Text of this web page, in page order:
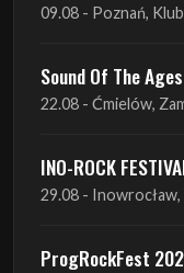
09.08 - Poznań,
Sound Of The
22.08 - Ćmielów,
INO-ROCK
29.08 -
ProgRockFest